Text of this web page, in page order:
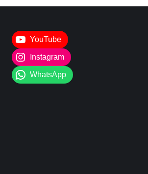
YouTube
Instagram
WhatsApp